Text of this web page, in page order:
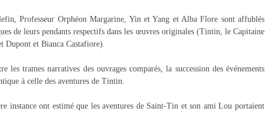
Professeur Orphéon Margarine, Yin et Yang et Alba Flore sont affublés
de leurs pendants respectifs dans les œuvres originales (Tintin, le Capitaine
Dupont et Bianca Castafiore).
trames narratives des ouvrages comparés, la succession des événements
à celle des aventures de Tintin.
instance ont estimé que les aventures de Saint-Tin et son ami Lou portaient